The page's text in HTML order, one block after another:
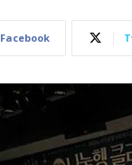
Facebook